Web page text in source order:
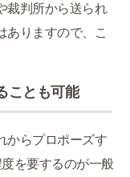
裁判所から送られ
ありますので、こ
ことも可能
からプロポーズす
を要するのが一般